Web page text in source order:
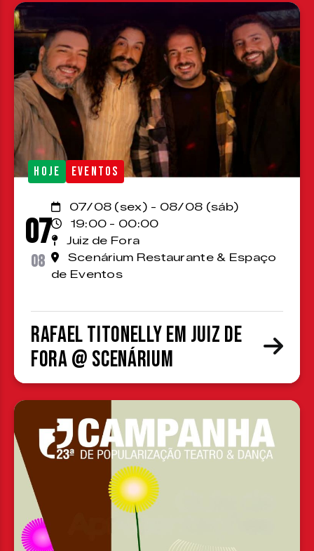
HOJE EVENTOS
07
08
07/08 (sex) - 08/08 (sáb)
19:00 - 00:00
Juiz de Fora
Scenárium Restaurante & Espaço
de Eventos
Rafael Titonelly em Juiz de
Fora @ Scenárium